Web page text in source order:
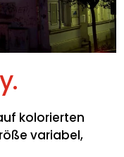
kolorierten
variabel,